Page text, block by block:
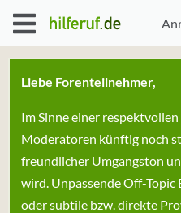
Liebe Forenteilnehmer,
Im Sinne einer
Moderatoren künftig noch
freundlicher Umgangston
wird. Unpassende Off-
oder subtile bzw. direkte